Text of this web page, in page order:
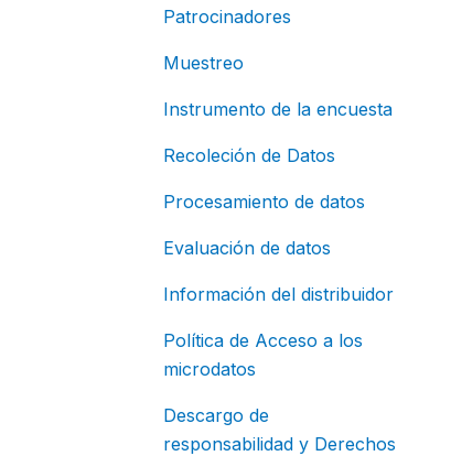
Patrocinadores
Muestreo
Instrumento de la encuesta
Recoleción de Datos
Procesamiento de datos
Evaluación de datos
Información del distribuidor
Política de Acceso a los
microdatos
Descargo de
responsabilidad y Derechos